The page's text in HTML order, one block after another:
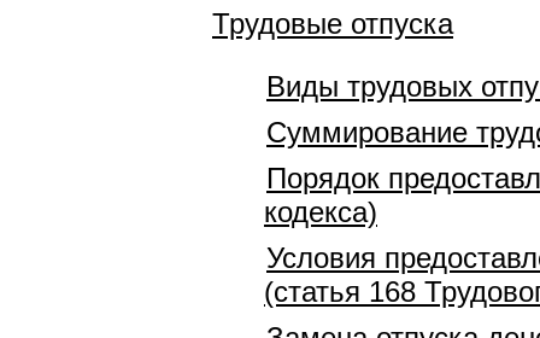
Трудовые отпуска
Виды трудовых
Суммирование
Порядок
кодекса)
Условия
(статья 168